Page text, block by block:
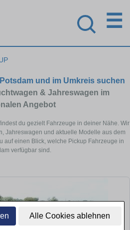
Alle Cookies ablehnen
☰
und im Umkreis suchen
& Jahreswagen im
Angebot
du gezielt Fahrzeuge in deiner Nähe. Wir
Jahreswagen und aktuelle Modelle aus dem
auf einen Blick, welche Pickup Fahrzeuge in
verfügbar sind.